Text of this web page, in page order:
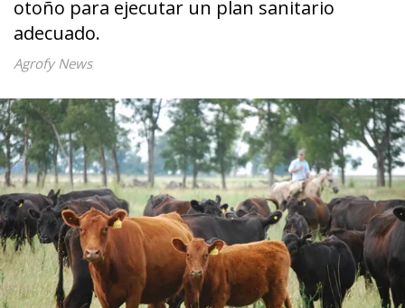
otoño para ejecutar un plan sanitario
adecuado.
Agrofy News